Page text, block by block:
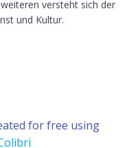
versteht sich der
und Kultur.
for free using